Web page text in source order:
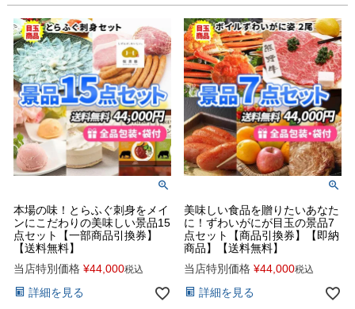
本場の味！とらふぐ刺身をメイ
ンにこだわりの美味しい景品15
点セット【一部商品引換券】
【送料無料】
当店特別価格 ¥44,000税込
詳細を見る
美味しい食品を贈りたいあなた
に！ずわいがにが目玉の景品7
点セット【商品引換券】【即納
商品】【送料無料】
当店特別価格 ¥44,000税込
詳細を見る